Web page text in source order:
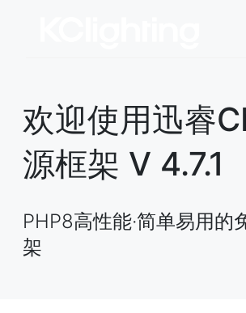
欢迎使用迅睿
源框架 V 4.7.1
PHP8高性能·简单易用的
架